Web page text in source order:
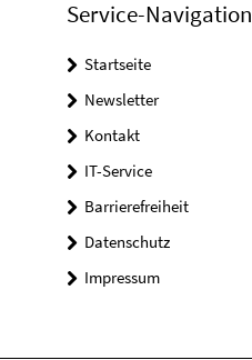
Service-Navigation
Startseite
Newsletter
Kontakt
IT-Service
Barrierefreiheit
Datenschutz
Impressum